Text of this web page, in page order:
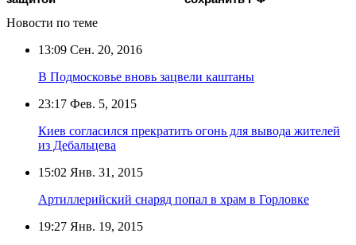
Новости по теме
13:09 Сен. 20, 2016
В Подмосковье вновь зацвели каштаны
23:17 Фев. 5, 2015
Киев согласился прекратить огонь для вывода жителей
из Дебальцева
15:02 Янв. 31, 2015
Артиллерийский снаряд попал в храм в Горловке
19:27 Янв. 19, 2015